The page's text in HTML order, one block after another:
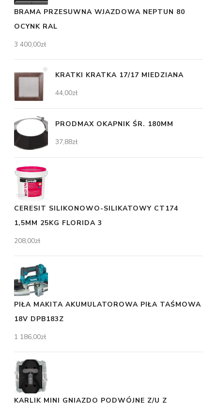
BRAMA PRZESUWNA WJAZDOWA NEPTUN 80
OCYNK RAL
3 400,00zł
KRATKI KRATKA 17/17 MIEDZIANA
44,00zł
PRODMAX OKAPNIK ŚR. 180MM
37,88zł
CERESIT SILIKONOWO-SILIKATOWY CT174
1,5MM 25KG FLORIDA 3
208,00zł
PIŁA MAKITA AKUMULATOROWA PIŁA TAŚMOWA
18V DPB183Z
1 186,00zł
KARLIK MINI GNIAZDO PODWÓJNE Z/U Z